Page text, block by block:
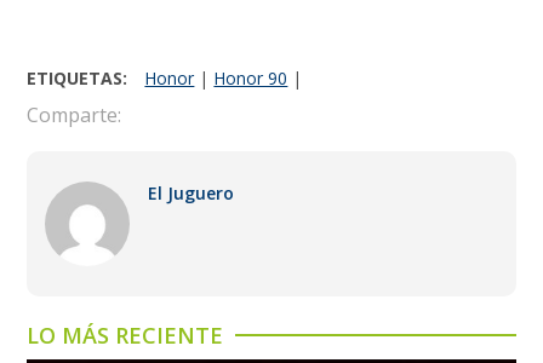
ETIQUETAS: Honor| Honor 90 |
Comparte:
El Juguero
LO MÁS RECIENTE